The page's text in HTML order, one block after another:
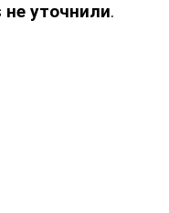
не уточнили.